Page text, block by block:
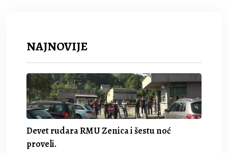
NAJNOVIJE
Devet rudara RMU Zenica i šestu noć
proveli.